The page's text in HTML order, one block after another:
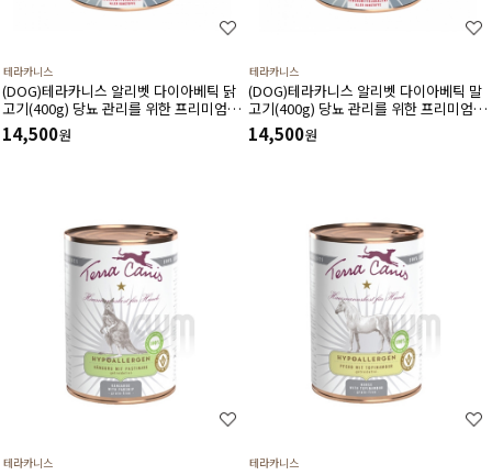
테라카니스
(DOG)테라카니스 알리벳 다이아베틱 닭
고기(400g) 당뇨 관리를 위한 프리미엄 처
방식
14,500원
테라카니스
(DOG)테라카니스 알리벳 다이아베틱 말
고기(400g) 당뇨 관리를 위한 프리미엄 처
방식
14,500원
테라카니스 테라카니스